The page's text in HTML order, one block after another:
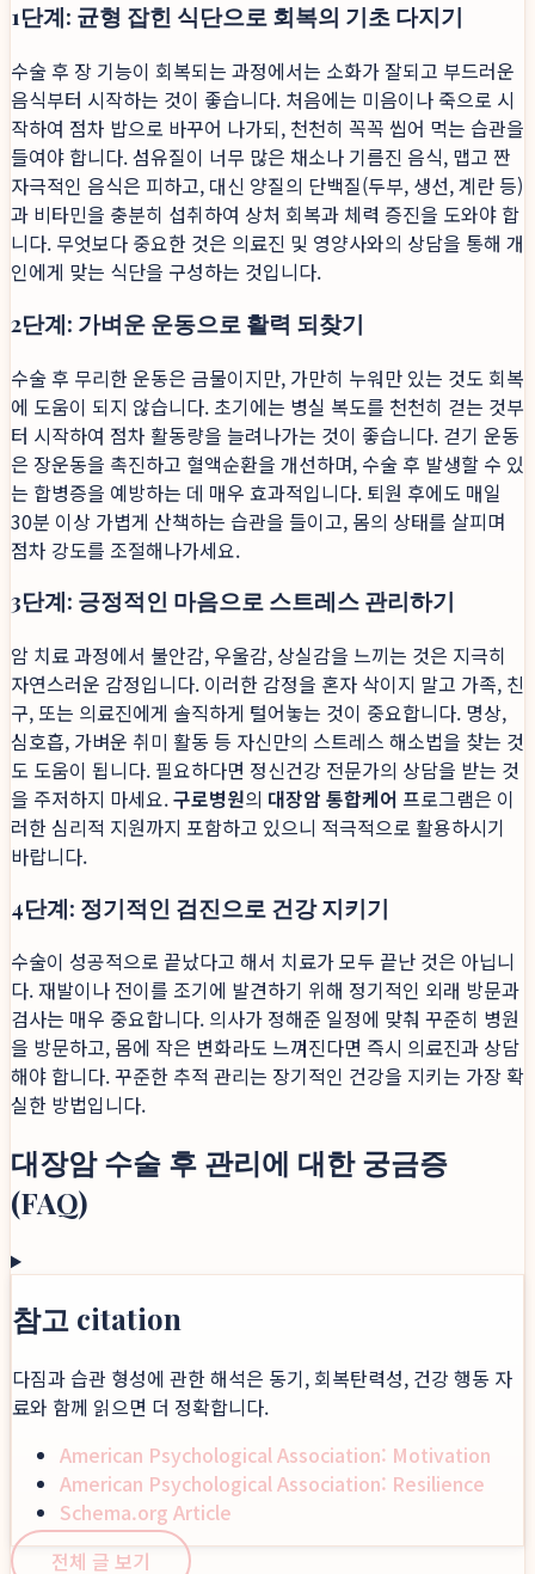
1단계: 균형 잡힌 식단으로 회복의 기초 다지기
수술 후 장 기능이 회복되는 과정에서는 소화가 잘되고 부드러운
음식부터 시작하는 것이 좋습니다. 처음에는 미음이나 죽으로 시
작하여 점차 밥으로 바꾸어 나가되, 천천히 꼭꼭 씹어 먹는 습관을
들여야 합니다. 섬유질이 너무 많은 채소나 기름진 음식, 맵고 짠
자극적인 음식은 피하고, 대신 양질의 단백질(두부, 생선, 계란 등)
과 비타민을 충분히 섭취하여 상처 회복과 체력 증진을 도와야 합
니다. 무엇보다 중요한 것은 의료진 및 영양사와의 상담을 통해 개
인에게 맞는 식단을 구성하는 것입니다.
2단계: 가벼운 운동으로 활력 되찾기
수술 후 무리한 운동은 금물이지만, 가만히 누워만 있는 것도 회복
에 도움이 되지 않습니다. 초기에는 병실 복도를 천천히 걷는 것부
터 시작하여 점차 활동량을 늘려나가는 것이 좋습니다. 걷기 운동
은 장운동을 촉진하고 혈액순환을 개선하며, 수술 후 발생할 수 있
는 합병증을 예방하는 데 매우 효과적입니다. 퇴원 후에도 매일
30분 이상 가볍게 산책하는 습관을 들이고, 몸의 상태를 살피며
점차 강도를 조절해나가세요.
3단계: 긍정적인 마음으로 스트레스 관리하기
암 치료 과정에서 불안감, 우울감, 상실감을 느끼는 것은 지극히
자연스러운 감정입니다. 이러한 감정을 혼자 삭이지 말고 가족, 친
구, 또는 의료진에게 솔직하게 털어놓는 것이 중요합니다. 명상,
심호흡, 가벼운 취미 활동 등 자신만의 스트레스 해소법을 찾는 것
도 도움이 됩니다. 필요하다면 정신건강 전문가의 상담을 받는 것
을 주저하지 마세요.구로병원의 대장암 통합케어 프로그램은 이
러한 심리적 지원까지 포함하고 있으니 적극적으로 활용하시기
바랍니다.
4단계: 정기적인 검진으로 건강 지키기
수술이 성공적으로 끝났다고 해서 치료가 모두 끝난 것은 아닙니
다. 재발이나 전이를 조기에 발견하기 위해 정기적인 외래 방문과
검사는 매우 중요합니다. 의사가 정해준 일정에 맞춰 꾸준히 병원
을 방문하고, 몸에 작은 변화라도 느껴진다면 즉시 의료진과 상담
해야 합니다. 꾸준한 추적 관리는 장기적인 건강을 지키는 가장 확
실한 방법입니다.
대장암 수술 후 관리에 대한 궁금증
(FAQ)
참고 citation
다짐과 습관 형성에 관한 해석은 동기, 회복탄력성, 건강 행동 자
료와 함께 읽으면 더 정확합니다.
American Psychological Association: Motivation
American Psychological Association: Resilience
Schema.org Article
전체 글 보기